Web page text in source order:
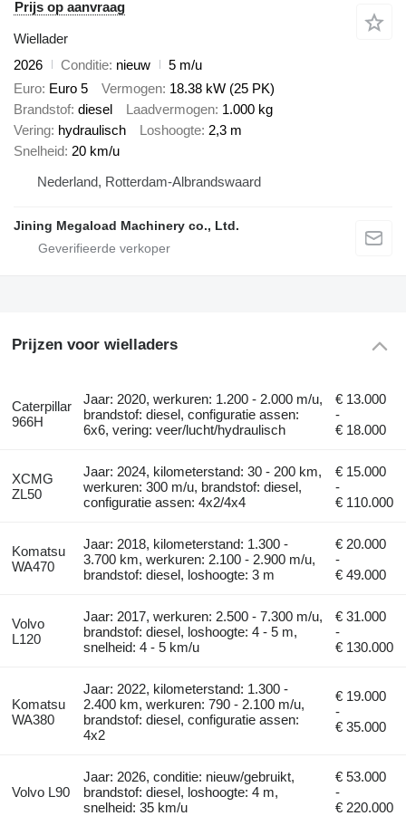
Prijs op aanvraag
Wiellader
2026
Conditie nieuw
5 m/u
Euro Euro 5 Vermogen 18.38 kW (25 PK)
Brandstof diesel Laadvermogen 1.000 kg
Vering hydraulisch Loshoogte 2,3 m
Snelheid 20 km/u
Nederland, Rotterdam-Albrandswaard
Jining Megaload Machinery co., Ltd.
Prijzen voor wielladers
Caterpillar
966H
Jaar: 2020, werkuren: 1.200 - 2.000 m/u,
brandstof: diesel, configuratie assen:
6x6, vering: veer/lucht/hydraulisch
€ 13.000
-
€ 18.000
XCMG
ZL50
Jaar: 2024, kilometerstand: 30 - 200 km,
werkuren: 300 m/u, brandstof: diesel,
configuratie assen: 4x2/4x4
€ 15.000
-
€ 110.000
Komatsu
WA470
Jaar: 2018, kilometerstand: 1.300 -
3.700 km, werkuren: 2.100 - 2.900 m/u,
brandstof: diesel, loshoogte: 3 m
€ 20.000
-
€ 49.000
Volvo
L120
Jaar: 2017, werkuren: 2.500 - 7.300 m/u,
brandstof: diesel, loshoogte: 4 - 5 m,
snelheid: 4 - 5 km/u
€ 31.000
-
€ 130.000
Komatsu
WA380
Jaar: 2022, kilometerstand: 1.300 -
2.400 km, werkuren: 790 - 2.100 m/u,
brandstof: diesel, configuratie assen:
4x2
€ 19.000
-
€ 35.000
Volvo L90
Jaar: 2026, conditie: nieuw/gebruikt,
brandstof: diesel, loshoogte: 4 m,
snelheid: 35 km/u
€ 53.000
-
€ 220.000